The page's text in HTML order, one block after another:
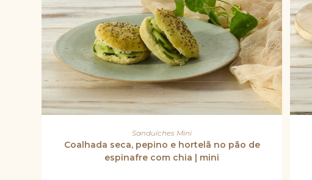
Este
tem
várias
variantes.
As
Sanduíches Mini
Coalhada seca, pepino e hortelã no pão de
espinafre com chia | mini